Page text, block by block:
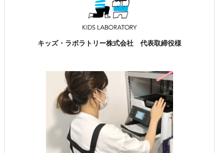
キッズ・ラボラトリー株式会社 代表取締役様